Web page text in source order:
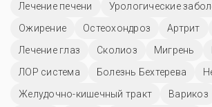
Лечение печени
Урологические
Ожирение
Остеохондроз Артрит
Лечение глаз
Сколиоз Мигрень
ЛОР система
Болезнь Бехтерева
Желудочно-кишечный тракт
Варикоз